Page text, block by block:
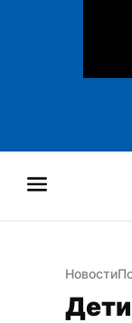
Новости